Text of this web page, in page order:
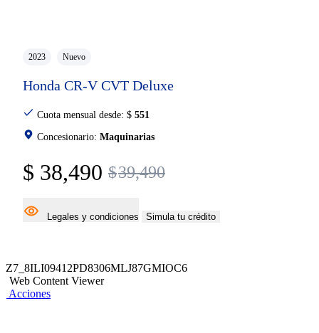
2023 Nuevo
Honda CR-V CVT Deluxe
Cuota mensual desde: $ 551
Concesionario: Maquinarias
$ 38,490 $39,490
Legales y condiciones Simula tu crédito
Z7_8ILI09412PD8306MLJ87GMIOC6
Web Content Viewer
Acciones